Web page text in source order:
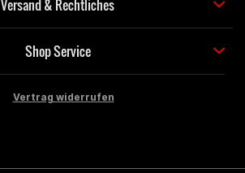
Versand & Rechtliches
Shop Service
Vertrag widerrufen